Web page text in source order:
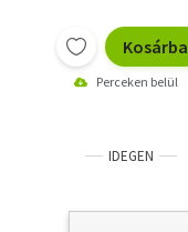
Kosárba
Perceken belül
IDEGEN